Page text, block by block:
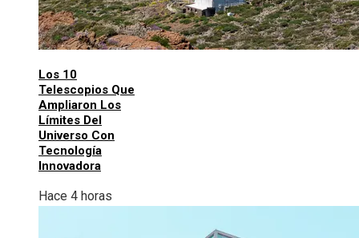
Los 10
Telescopios Que
Ampliaron Los
Límites Del
Universo Con
Tecnología
Innovadora
Hace 4 horas